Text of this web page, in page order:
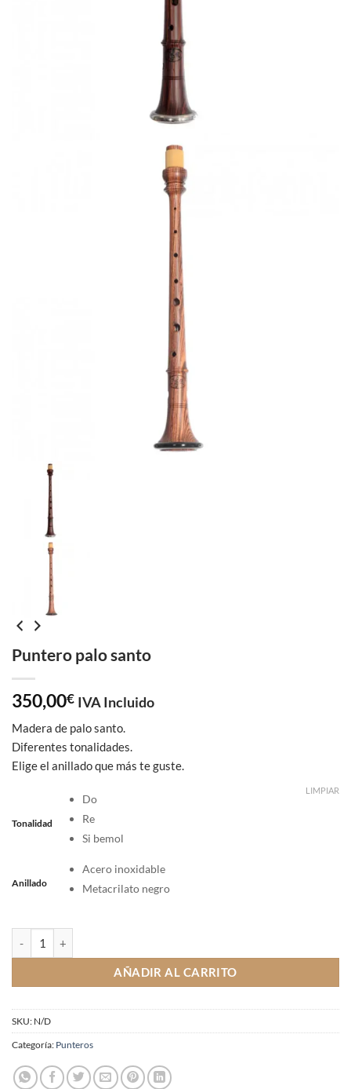
Puntero palo santo
350,00€ IVA Incluido
Madera de palo santo.
Diferentes tonalidades.
Elige el anillado que más te guste.
Tonalidad
Do
Re
Si bemol
Anillado
Acero inoxidable
Metacrilato negro
LIMPIAR
AÑADIR AL CARRITO
SKU: N/D
Categoría: Punteros